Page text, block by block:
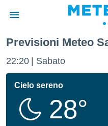
di
per
Previsioni Meteo
22:20 Sabato
Cielo sereno
28°